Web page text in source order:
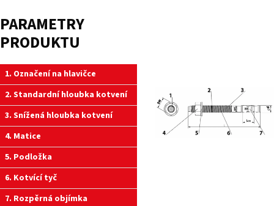
PARAMETRY
PRODUKTU
1. Označení na hlavičce
2. Standardní hloubka kotvení
3. Snížená hloubka kotvení
4. Matice
5. Podložka
6. Kotvící tyč
7. Rozpěrná objímka